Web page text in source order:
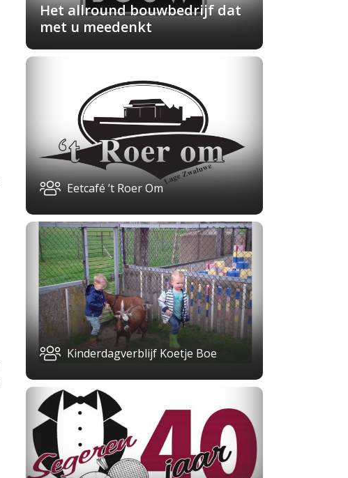
Het allround bouwbedrijf dat
met u meedenkt
Eetcafé ’t Roer Om
Kinderdagverblijf Koetje Boe